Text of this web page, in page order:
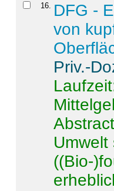
16
DFG -
von
Priv.-
((Bio-